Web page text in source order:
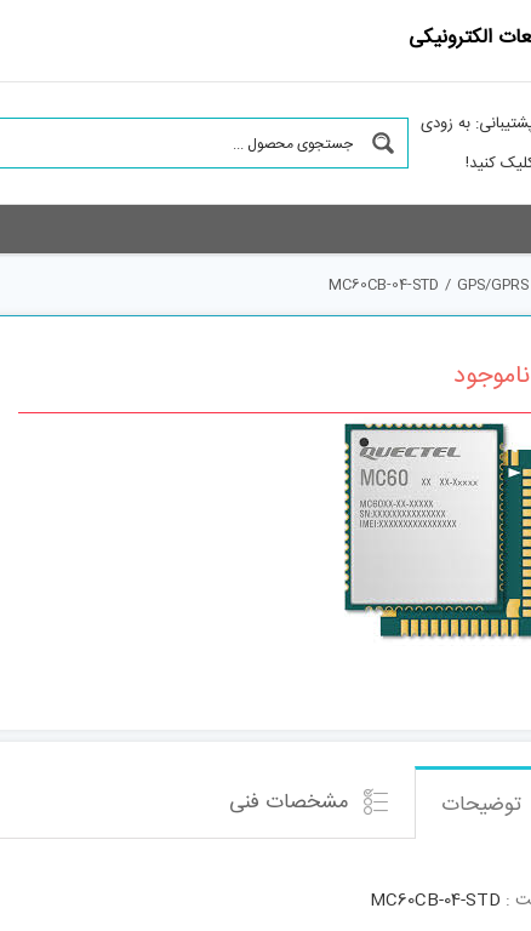
الکترونیکی
به زودی
کنید!
GPS/
/
MC60CB-04-STD
ناموجود
توضیحات مشخصات فنی
:
MC60CB-04-STD